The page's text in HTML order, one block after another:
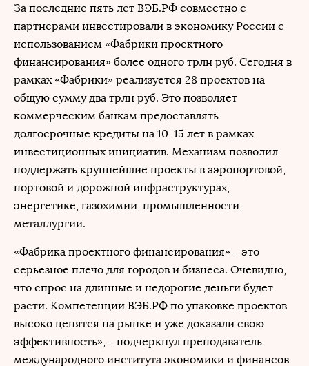
За последние пять лет ВЭБ.РФ совместно с
партнерами инвестировали в экономику России с
использованием «Фабрики проектного
финансирования» более одного трлн руб. Сегодня в
рамках «Фабрики» реализуется 28 проектов на
общую сумму два трлн руб. Это позволяет
коммерческим банкам предоставлять
долгосрочные кредиты на 10‒15 лет в рамках
инвестиционных инициатив. Механизм позволил
поддержать крупнейшие проекты в аэропортовой,
портовой и дорожной инфраструктурах,
энергетике, газохимии, промышленности,
металлургии.
«Фабрика проектного финансирования» ‒ это
серьезное плечо для городов и бизнеса. Очевидно,
что спрос на длинные и недорогие деньги будет
расти. Компетенции ВЭБ.РФ по упаковке проектов
высоко ценятся на рынке и уже доказали свою
эффективность», ‒ подчеркнул преподаватель
международного института экономики и финансов